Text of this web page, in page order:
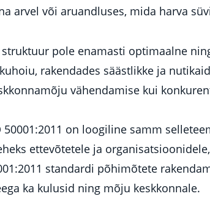
arvel või aruandluses, mida harva
pole enamasti optimaalne
rakendades säästlikke ja
vähendamise kui
50001:2011 on loogiline samm
ettevõtetele ja
standardi põhimõtete
ka kulusid ning mõju keskkonnale.